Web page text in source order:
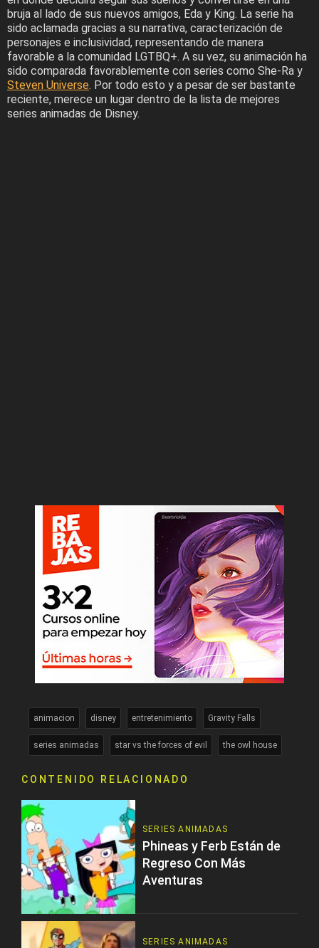
bruja al lado de sus nuevos amigos, Eda y King. La serie ha
sido aclamada gracias a su narrativa, caracterización de
personajes e inclusividad, representando de manera
favorable a la comunidad LGTBQ+. A su vez, su animación ha
sido comparada favorablemente con series como She-Ra y
Steven Universe. Por todo esto y a pesar de ser bastante
reciente, merece un lugar dentro de la lista de mejores
series animadas de Disney.
animacion disney entretenimiento Gravity Falls
series animadas star vs the forces of evil the owl house
CONTENIDO RELACIONADO
SERIES ANIMADAS
Phineas y Ferb Están de
Regreso Con Más
Aventuras
SERIES ANIMADAS